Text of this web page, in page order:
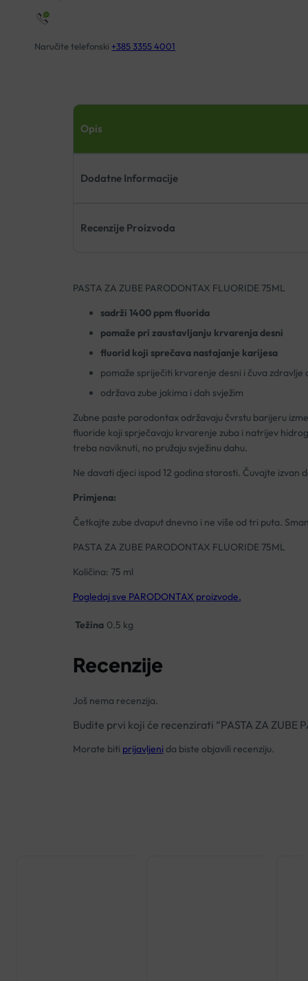
Naručite telefonski +385 3355 4001
Opis
Dodatne Informacije
Recenzije Proizvoda
PASTA ZA ZUBE PARODONTAX FLUORIDE 75ML
sadrži 1400 ppm fluorida
pomaže pri zaustavljanju krvarenja desni
fluorid koji sprečava nastajanje karijesa
pomaže spriječiti krvarenje desni i čuva zdravlje
održava zube jakima i dah svježim
Zubne paste parodontax održavaju čvrstu barijeru
fluoride koji sprječavaju krvarenje zuba i natrijev
treba naviknuti, no pružaju svježinu dahu.
Ne davati djeci ispod 12 godina starosti. Čuvajte
Primjena:
Četkajte zube dvaput dnevno i ne više od tri puta.
PASTA ZA ZUBE PARODONTAX FLUORIDE 75ML
Količina: 75 ml
Pogledaj sve PARODONTAX proizvode.
Težina 0.5 kg
Recenzije
Još nema recenzija.
Budite prvi koji će recenzirati “PASTA ZA ZUBE
Morate biti prijavljeni da biste objavili recenziju.